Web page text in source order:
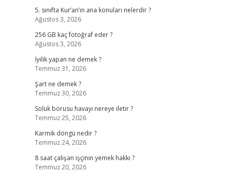
5. sınıfta Kur’an’ın ana konuları nelerdir ?
Ağustos 3, 2026
256 GB kaç fotoğraf eder ?
Ağustos 3, 2026
İyilik yapan ne demek ?
Temmuz 31, 2026
Şart ne demek ?
Temmuz 30, 2026
Soluk borusu havayı nereye iletir ?
Temmuz 25, 2026
Karmik döngü nedir ?
Temmuz 24, 2026
8 saat çalışan işçinin yemek hakkı ?
Temmuz 20, 2026